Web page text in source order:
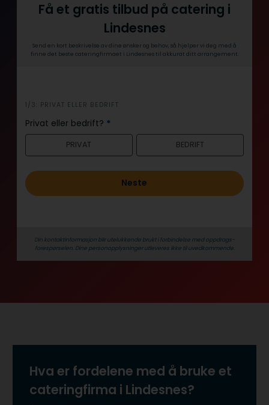
Få et gratis tilbud på catering i
Lindesnes
Send en kort beskrivelse av dine ønsker og behov, så hjelper vi deg med å
finne det beste cateringfirmaet i Lindesnes til akkurat ditt arrangement.
i
n
n
o
d
1/3: PRIVAT ELLER BEDRIFT
Privat eller bedrift? *
PRIVAT BEDRIFT
Neste
Din kontaktinformasjon blir utelukkende brukt i forbindelse med oppdrags­
forespørselen. Dine person­­opplysninger utleveres ikke til uvedkommende.
Hva er fordelene med å bruke et
cateringfirma i Lindesnes?